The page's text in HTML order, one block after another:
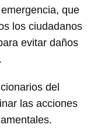
que
los ciudadanos
evitar daños
del
las acciones